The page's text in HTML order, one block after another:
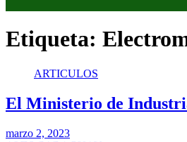
Etiqueta:
ARTICULOS
El Ministerio de
marzo 2, 2023